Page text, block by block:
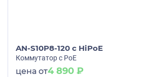
AN-S10P8-120 c HiPoE
Коммутатор с PoE
цена от4 890 ₽